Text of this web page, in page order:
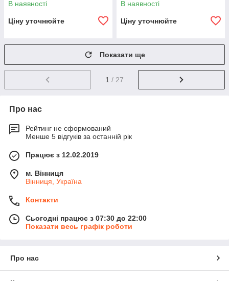
В наявності
Ціну уточнюйте
В наявності
Ціну уточнюйте
Показати ще
1 / 27
Про нас
Рейтинг не сформований
Менше 5 відгуків за останній рік
Працює з 12.02.2019
м. Вінниця
Вінниця, Україна
Контакти
Сьогодні працює з 07:30 до 22:00
Показати весь графік роботи
Про нас